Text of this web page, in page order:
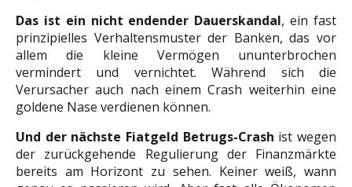
Das ist ein nicht endender Dauerskandal, ein fast
prinzipielles Verhaltensmuster der Banken, das vor
allem die kleine Vermögen ununterbrochen
vermindert und vernichtet. Während sich die
Verursacher auch nach einem Crash weiterhin eine
goldene Nase verdienen können.
Und der nächste Fiatgeld Betrugs-Crash ist wegen
der zurückgehende Regulierung der Finanzmärkte
bereits am Horizont zu sehen. Keiner weiß, wann